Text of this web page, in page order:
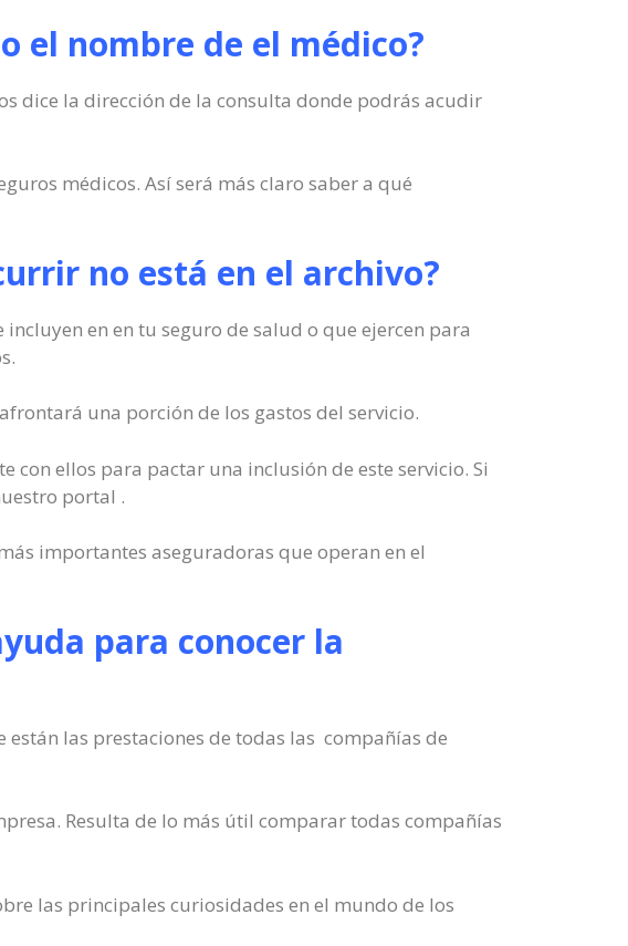
el nombre de el médico?
dice la dirección de la consulta donde podrás acudir
médicos. Así será más claro saber a qué
no está en el archivo?
en en tu seguro de salud o que ejercen para
una porción de los gastos del servicio.
con ellos para pactar una inclusión de este servicio. Si
portal .
importantes aseguradoras que operan en el
para conocer la
las prestaciones de todas las compañías de
Resulta de lo más útil comparar todas compañías
las principales curiosidades en el mundo de los